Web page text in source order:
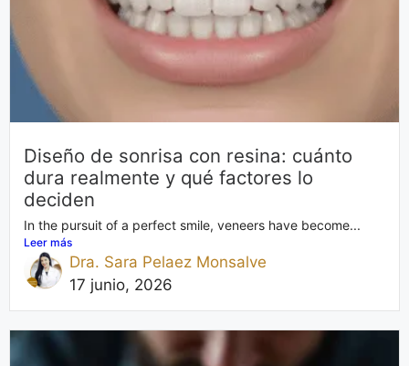
Diseño de sonrisa con resina: cuánto
dura realmente y qué factores lo
deciden
In the pursuit of a perfect smile, veneers have become...
Leer más
Dra. Sara Pelaez Monsalve
17 junio, 2026